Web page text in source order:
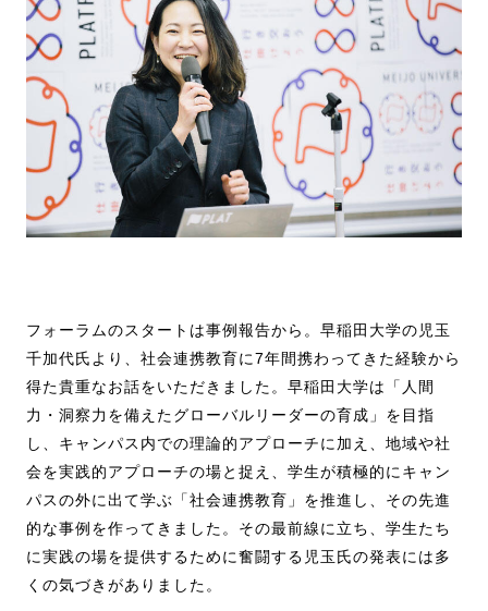
フォーラムのスタートは事例報告から。早稲田大学の児玉
千加代氏より、社会連携教育に7年間携わってきた経験から
得た貴重なお話をいただきました。早稲田大学は「人間
力・洞察力を備えたグローバルリーダーの育成」を目指
し、キャンパス内での理論的アプローチに加え、地域や社
会を実践的アプローチの場と捉え、学生が積極的にキャン
パスの外に出て学ぶ「社会連携教育」を推進し、その先進
的な事例を作ってきました。その最前線に立ち、学生たち
に実践の場を提供するために奮闘する児玉氏の発表には多
くの気づきがありました。